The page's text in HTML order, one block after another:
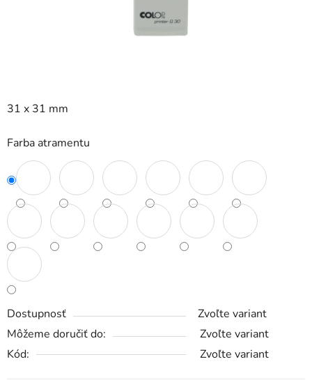
31 x 31 mm
Farba atramentu
Dostupnosť
Zvoľte variant
Môžeme doručiť do:
Zvoľte variant
Kód:
Zvoľte variant